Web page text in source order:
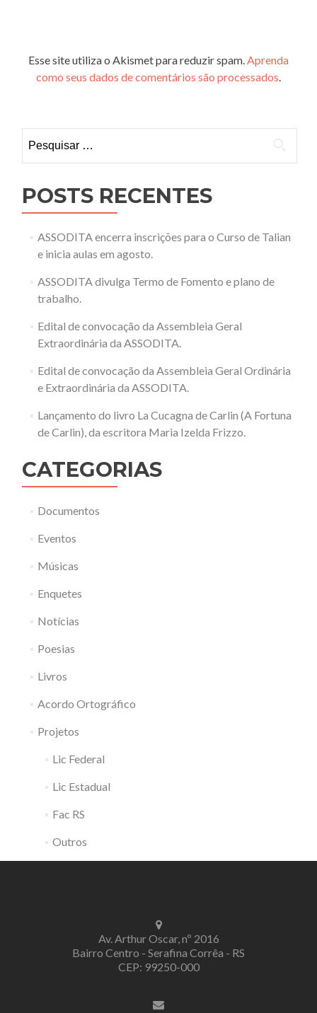
Esse site utiliza o Akismet para reduzir spam.Aprenda
como seus dados de comentários são processados.
por:
POSTS RECENTES
ASSODITA encerra inscrições para o Curso de Talian
e inicia aulas em agosto.
ASSODITA divulga Termo de Fomento e plano de
trabalho.
Edital de convocação da Assembleia Geral
Extraordinária da ASSODITA.
Edital de convocação da Assembleia Geral Ordinária
e Extraordinária da ASSODITA.
Lançamento do livro La Cucagna de Carlin (A Fortuna
de Carlin), da escritora Maria Izelda Frizzo.
CATEGORIAS
Documentos
Eventos
Músicas
Enquetes
Notícias
Poesias
Livros
Acordo Ortográfico
Projetos
Lic Federal
Lic Estadual
Fac RS
Outros
Av. Arthur Oscar, nº 2016
Bairro Centro - Serafina Corrêa - RS
CEP: 99250-000